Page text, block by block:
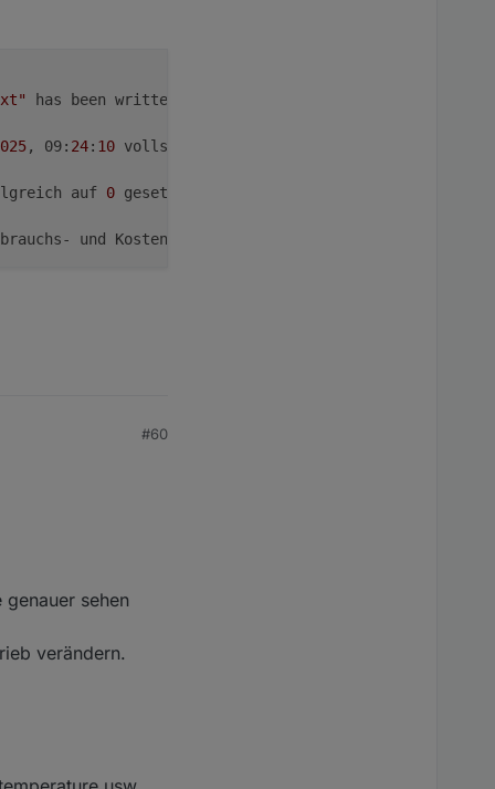
has been written without ack-flag with value
, 09: 24: 10 vollständig zurückgesetzt.
auf
0 gesetzt
und Kostendaten
#60
sehen
verändern.